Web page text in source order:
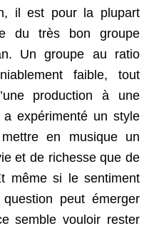
il est pour la plupart
du très bon groupe
Un groupe au ratio
faible, tout
production à une
expérimenté un style
en musique un
et de richesse que de
même si le sentiment
peut émerger
semble vouloir rester